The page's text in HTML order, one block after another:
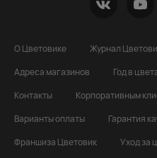
О Цветовике Журнал
Адреса магазинов
Год в
Контакты
Корпоративным
Варианты оплаты
Гарантия
Франшиза Цветовик
Уход за